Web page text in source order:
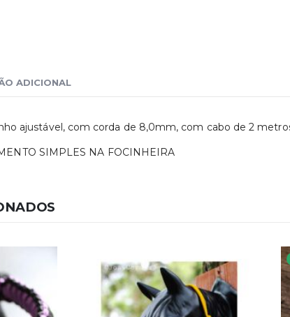
ADICIONAL
ajustável, com corda de 8,0mm, com cabo de 2
SIMPLES NA FOCINHEIRA